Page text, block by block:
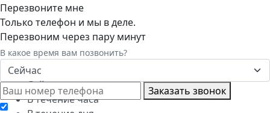
Перезвоните мне
Только телефон и мы в деле.
Перезвоним через пару минут
В какое время вам позвонить?
Сейчас
Сейчас
В течение часа
Заказать звонок